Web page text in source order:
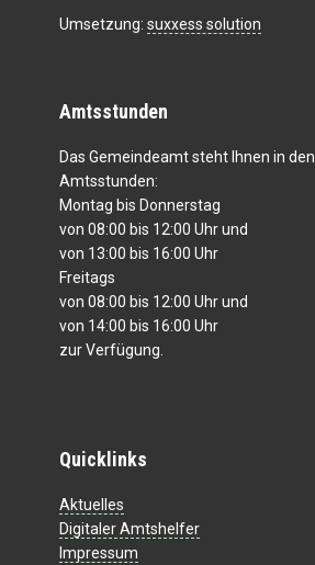
Umsetzung: suxxess solution
Amtsstunden
Das Gemeindeamt steht Ihnen in den
Amtsstunden:
Montag bis Donnerstag
von 08:00 bis 12:00 Uhr und
von 13:00 bis 16:00 Uhr
Freitags
von 08:00 bis 12:00 Uhr und
von 14:00 bis 16:00 Uhr
zur Verfügung.
Quicklinks
Aktuelles
Digitaler Amtshelfer
Impressum